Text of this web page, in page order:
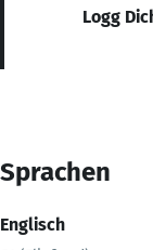
Logg
Sprachen
Englisch